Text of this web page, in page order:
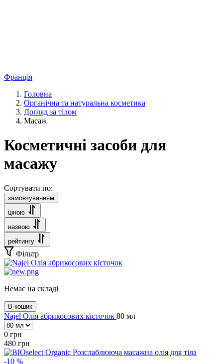
Франція
Головна
Органічна та натуральна косметика
Догляд за тілом
Масаж
Косметичні засоби для
масажу
Сортувати по:
замовчуванням
ціною
назвою
рейтингу
Фільтр
Немає на складі
В кошик
Najel Олія абрикосових кісточок 80 мл
0 грн
480 грн
-10 %